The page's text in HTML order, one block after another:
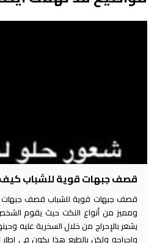
قصف جبهات قوية للشباب
قصف جبهات قوية للشباب قصف
ومميز من أنواع النكت حيث يقوم
يشعر بالإحراج من خلال السخرية عليه
وإحراجه ولكن بالطبع هذا يكون في إطار